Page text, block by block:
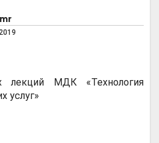
лекций МДК «Технология
услуг»